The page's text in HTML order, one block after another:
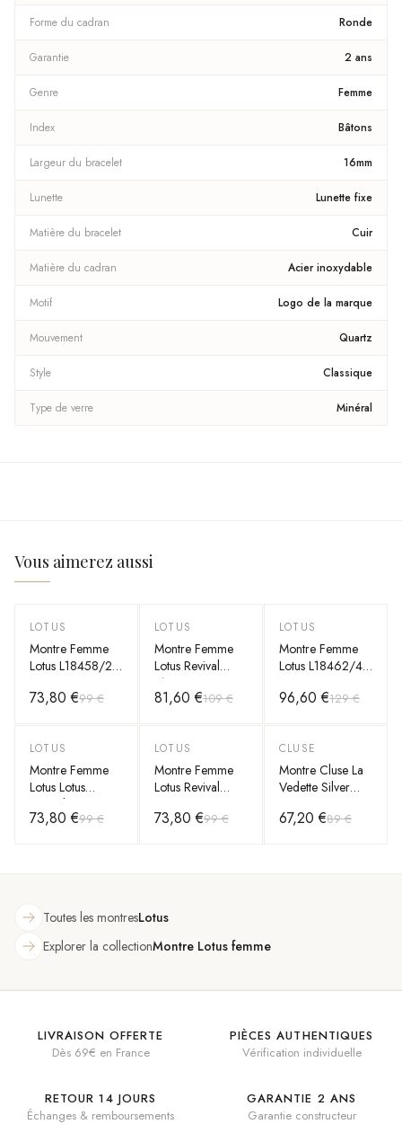
Forme du cadran Ronde
Garantie 2 ans
Genre Femme
Index Bâtons
Largeur du bracelet 16mm
Lunette Lunette fixe
Matière du bracelet Cuir
Matière du cadran Acier inoxydable
Motif Logo de la marque
Mouvement Quartz
Style Classique
Type de verre Minéral
Vous aimerez aussi
-25%
LOTUS
Montre Femme
Lotus L18458/2
73,80 €99 €
-25%
LOTUS
Montre Femme
Lotus Revival
L18407/5
81,60 €109 €
-25%
LOTUS
Montre Femme
Lotus L18462/4
96,60 €129 €
-25%
LOTUS
Montre Femme
Lotus Lotus
Revival
L18406/5 Bleu
73,80 €99 €
-25%
LOTUS
Montre Femme
Lotus Revival
73,80 €99 €
-25%
CLUSE
Montre Cluse La
Vedette Silver
bracelet en cuir
67,20 €89 €
Toutes les montresLotus
Explorer la collectionMontre Lotus femme
LIVRAISON OFFERTE
Dès 69€ en France
PIÈCES AUTHENTIQUES
Vérification individuelle
RETOUR 14 JOURS
Échanges & remboursements
GARANTIE 2 ANS
Garantie constructeur